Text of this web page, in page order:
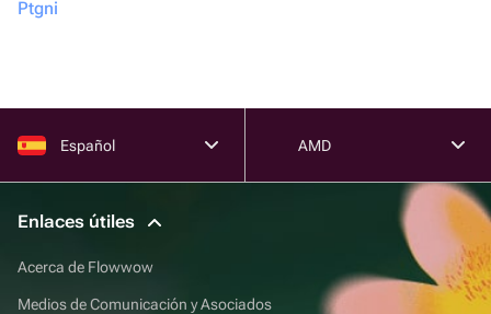
Ptgni
Español AMD
Enlaces útiles
Acerca de Flowwow
Medios de Comunicación y Asociados